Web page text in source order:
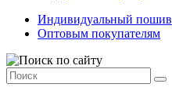
Индивидуальный пошив
Оптовым покупателям